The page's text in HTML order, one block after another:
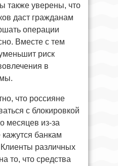
также уверены, что
даст гражданам
операции
Вместе с тем
риск
в
что россияне
с блокировкой
месяцев из-за
банкам
различных
то, что средства